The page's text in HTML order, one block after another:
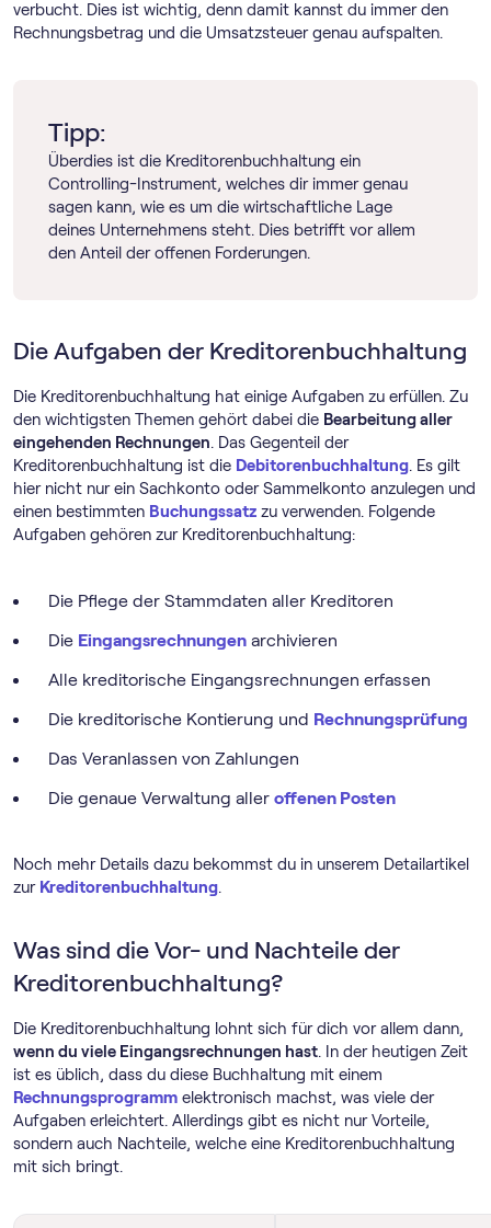
verbucht. Dies ist wichtig, denn damit kannst du immer den
Rechnungsbetrag und die Umsatzsteuer genau aufspalten.
Tipp:
Überdies ist die Kreditorenbuchhaltung ein
Controlling-Instrument, welches dir immer genau
sagen kann, wie es um die wirtschaftliche Lage
deines Unternehmens steht. Dies betrifft vor allem
den Anteil der offenen Forderungen.
Die Aufgaben der Kreditorenbuchhaltung
Die Kreditorenbuchhaltung hat einige Aufgaben zu erfüllen. Zu
den wichtigsten Themen gehört dabei die Bearbeitung aller
eingehenden Rechnungen. Das Gegenteil der
Kreditorenbuchhaltung ist die Debitorenbuchhaltung. Es gilt
hier nicht nur ein Sachkonto oder Sammelkonto anzulegen und
einen bestimmten Buchungssatz zu verwenden. Folgende
Aufgaben gehören zur Kreditorenbuchhaltung:
Die Pflege der Stammdaten aller Kreditoren
Die Eingangsrechnungen archivieren
Alle kreditorische Eingangsrechnungen erfassen
Die kreditorische Kontierung und Rechnungsprüfung
Das Veranlassen von Zahlungen
Die genaue Verwaltung aller offenen Posten
Noch mehr Details dazu bekommst du in unserem Detailartikel
zur Kreditorenbuchhaltung.
Was sind die Vor- und Nachteile der
Kreditorenbuchhaltung?
Die Kreditorenbuchhaltung lohnt sich für dich vor allem dann,
wenn du viele Eingangsrechnungen hast. In der heutigen Zeit
ist es üblich, dass du diese Buchhaltung mit einem
Rechnungs­programm elektronisch machst, was viele der
Aufgaben erleichtert. Allerdings gibt es nicht nur Vorteile,
sondern auch Nachteile, welche eine Kreditorenbuchhaltung
mit sich bringt.